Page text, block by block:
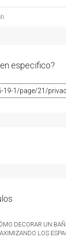
especifico?
decorar un
los